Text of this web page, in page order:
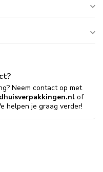
Neem contact op met
of
helpen je graag verder!